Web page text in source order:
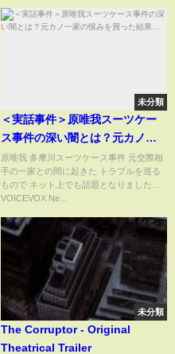
未分類
＜実話事件＞原唯我スーツケー
ス事件の深い闇とは？元カノ一
家の恨みを買った結果…
原唯我 多摩川スーツケース事件 元交際相
手の一家との間に起きた トラブルを巡る
もので ネット上でも話題となりました…
VOICEVOX Ne...
未分類
The Corruptor - Original
Theatrical Trailer